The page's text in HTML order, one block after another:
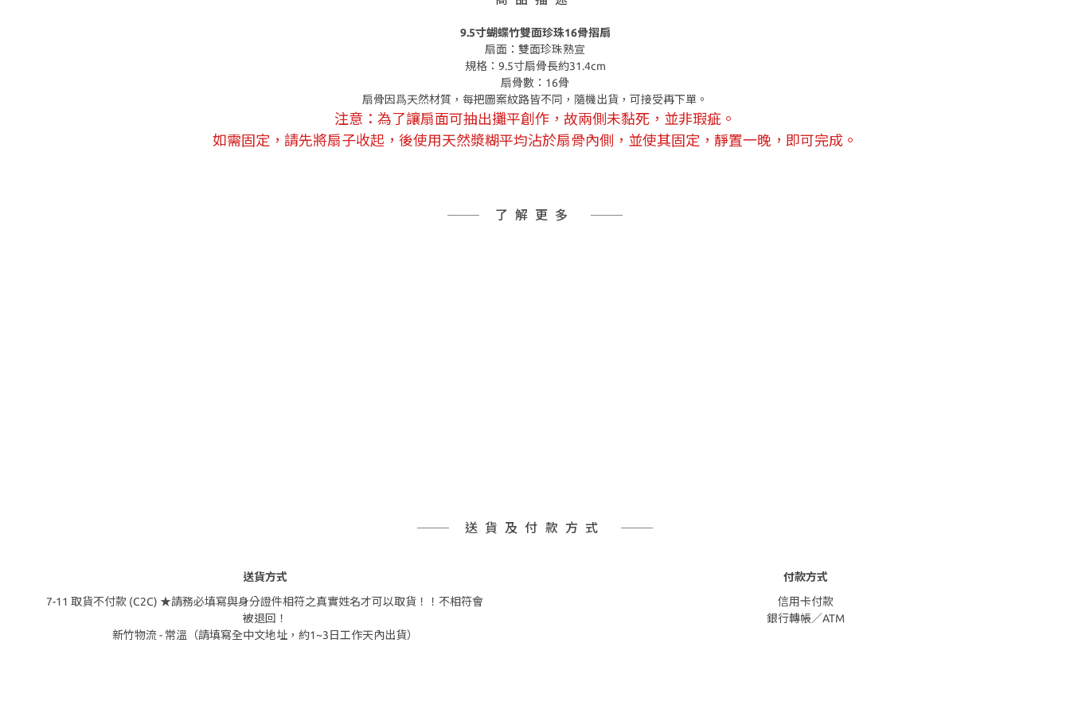
9.5寸蝴蝶竹雙面珍珠16骨摺扇
扇面：雙面珍珠熟宣
規格：9.5寸扇骨長約31.4cm
扇骨數：16骨
扇骨因爲天然材質，每把圖案紋路皆不同，隨機出貨，可接受再下單。
注意：為了讓扇面可抽出攤平創作，故兩側未黏死，並非瑕疵。
如需固定，請先將扇子收起，後使用天然漿糊平均沾於扇骨內側，並使其固定，靜置一晚，即可完成。
了解更多
送貨及付款方式
送貨方式
7-11 取貨不付款 (C2C) ★請務必填寫與身分證件相符之真實姓名才可以取貨！！不相符會
被退回！
新竹物流 - 常溫（請填寫全中文地址，約1~3日工作天內出貨）
付款方式
信用卡付款
銀行轉帳／ATM